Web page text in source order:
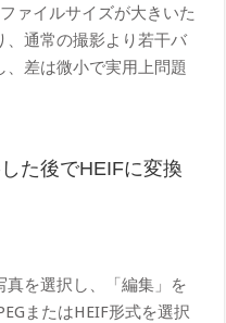
ァイルサイズが大きいた
、通常の撮影より若干バ
、差は微小で実用上問題
た後でHEIFに変換
真を選択し、「編集」を
またはHEIF形式を選択